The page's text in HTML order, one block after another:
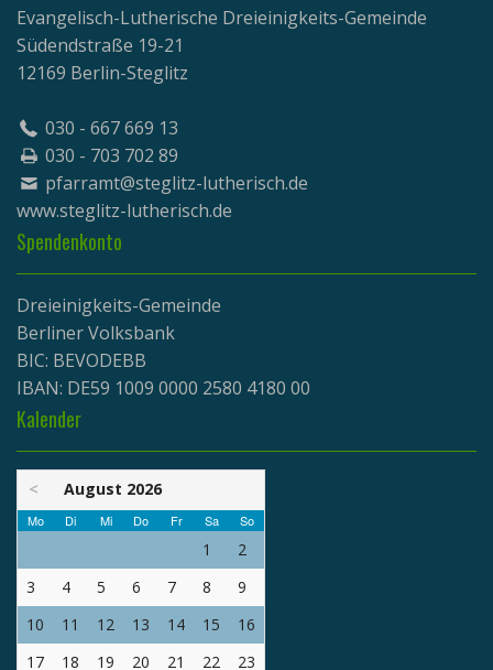
Evangelisch-Lutherische Dreieinigkeits-Gemeinde
Südendstraße 19-21
12169 Berlin-Steglitz
030 - 667 669 13
030 - 703 702 89
pfarramt@steglitz-lutherisch.de
www.steglitz-lutherisch.de
Spendenkonto
Dreieinigkeits-Gemeinde
Berliner Volksbank
BIC: BEVODEBB
IBAN: DE59 1009 0000 2580 4180 00
Kalender
< August 2026
Mo Di Mi Do Fr Sa So
1
2
3
4 5 6 7 8
9
10
11 12 13 14 15
16
17
18 19 20 21 22 23